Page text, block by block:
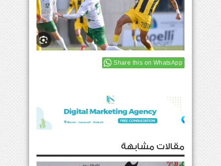
Share this on WhatsApp
مقالات مشابهة